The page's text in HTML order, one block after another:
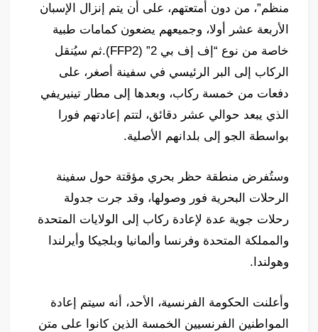
منظم”، من دون أمتعتهم، على أن يتم إنزال الإسبان
الأربعة عشر أولا، وجميعهم يضعون كمامات طبية
خاصة من نوع “إف إف بي 2” (FFP2).ثم سيُنقل
الركاب إلى البر الرئيسي في سفينة أصغر، على
دفعات من خمسة ركاب، وبعدها إلى مطار تينيريفي
الذي يبعد حوالي عشر دقائق، لتتم إعادتهم فورا
بواسطة الجو إلى بلدانهم الأصلية.
وستُفرض منطقة حظر بحري مؤقتة حول سفينة
الرحلات البحرية فور وصولها، وقد جرت جدولة
رحلات جوية عدة لإعادة ركاب إلى الولايات المتحدة
والمملكة المتحدة وفرنسا وألمانيا وبلجيكا وأيرلندا
وهولندا.
وأعلنت الحكومة الفرنسية، الأحد، أنه سيتم إعادة
المواطنين الفرنسيين الخمسة الذين كانوا على متن